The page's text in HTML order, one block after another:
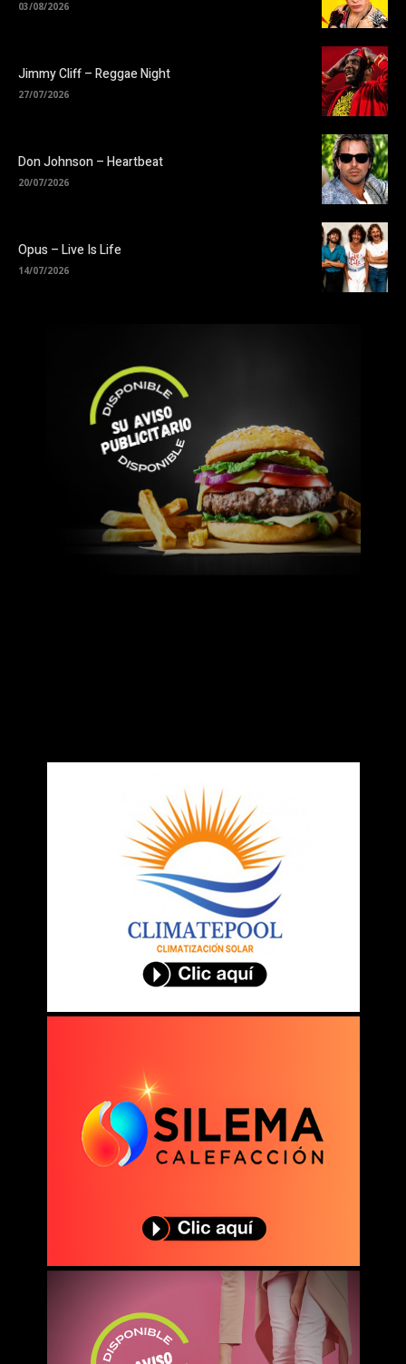
03/08/2026
Jimmy Cliff – Reggae Night
27/07/2026
Don Johnson – Heartbeat
20/07/2026
Opus – Live Is Life
14/07/2026